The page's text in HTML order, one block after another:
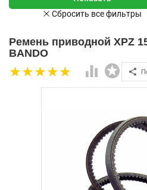
Ремень приводной XPZ
BANDO